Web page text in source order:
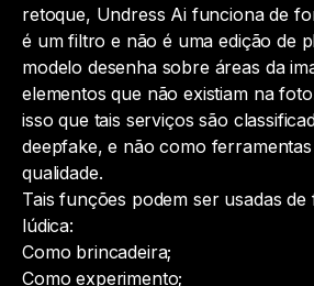
retoque, Undress Ai funciona de
é um filtro e não é uma edição de
modelo desenha sobre áreas da
elementos que não existiam na
isso que tais serviços são
deepfake, e não como
qualidade.
Tais funções podem ser usadas
lúdica:
Como brincadeira;
Como experimento;